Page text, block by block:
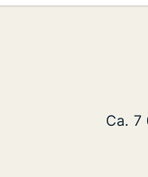
Ca.
Ca. 7